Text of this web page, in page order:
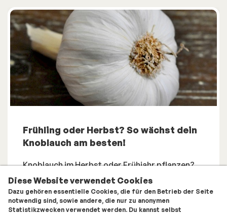
Frühling oder Herbst? So wächst dein
Knoblauch am besten!
Knoblauch im Herbst oder Frühjahr pflanzen?
Erfahre die besten Tipps für eine reiche Ernte!
zum Beitrag
Diese Website verwendet Cookies
Dazu gehören essentielle Cookies, die für den Betrieb der Seite
notwendig sind, sowie andere, die nur zu anonymen
Statistikzwecken verwendet werden. Du kannst selbst